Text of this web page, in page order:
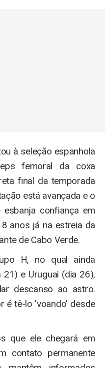
à seleção espanhola
femoral da coxa
final da temporada
está avançada e o
confiança em
anos já na estreia da
de Cabo Verde.
H, no qual ainda
21) e Uruguai (dia 26),
descanso ao astro.
é tê-lo 'voando' desde
que ele chegará em
contato permanente